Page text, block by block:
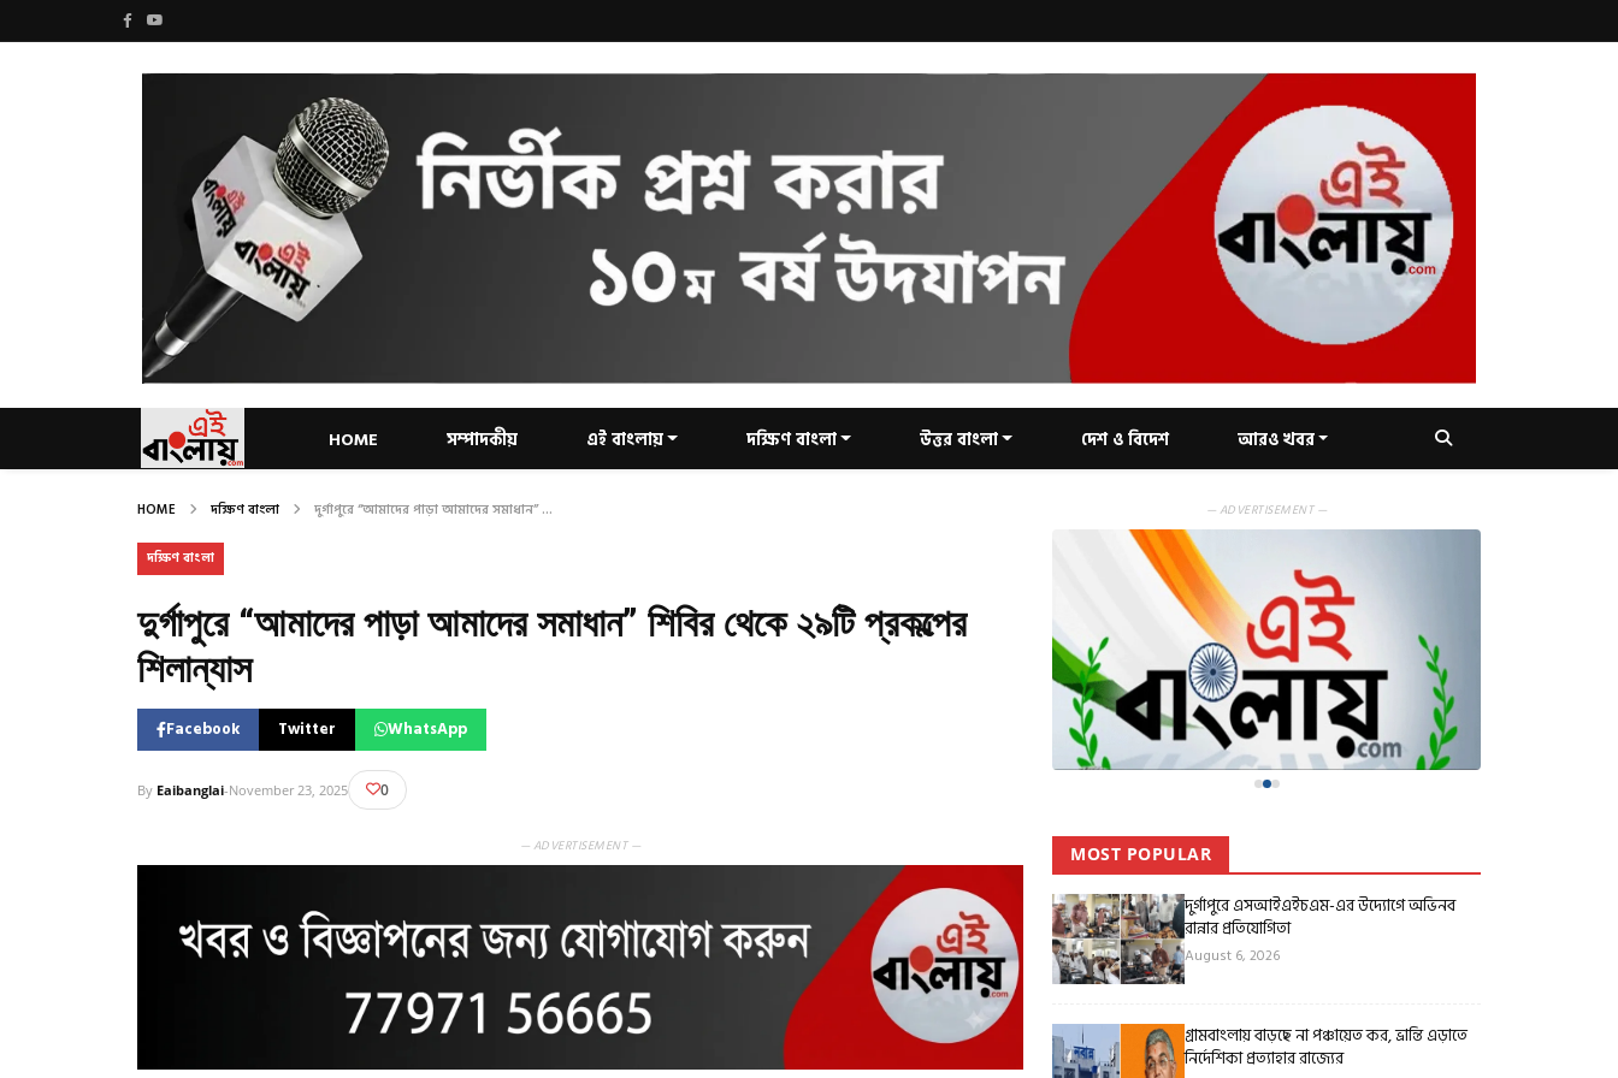
HOME সম্পাদকীয় এই বাংলায় দক্ষিণ বাংলা উত্তর বাংলা দেশ ও বিদেশ আরও খবর
HOME দক্ষিণ বাংলা দুর্গাপুরে “আমাদের পাড়া আমাদের সমাধান” ...
দক্ষিণ বাংলা
দুর্গাপুরে “আমাদের পাড়া আমাদের সমাধান” শিবির থেকে ২৯টি প্রকল্পের
শিলান্যাস
Facebook Twitter WhatsApp
By Eaibanglai-November 23, 2025 0
— ADVERTISEMENT —
— ADVERTISEMENT —
MOST POPULAR
দুর্গাপুরে এসআইএইচএম-এর উদ্যোগে অভিনব
রান্নার প্রতিযোগিতা
August 6, 2026
গ্রামবাংলায় বাড়ছে না পঞ্চায়েত কর, ভ্রান্তি এড়াতে
নির্দেশিকা প্রত্যাহার রাজ্যের